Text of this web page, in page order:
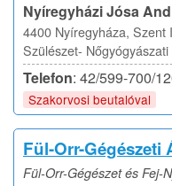
Nyíregyházi Jósa
4400 Nyíregyháza, Szent
Szülészet-
Telefon: 42/599-700/
Szakorvosi beutalóval
Fül-Orr-Gégészeti
Fül-Orr-Gégészet és Fej-